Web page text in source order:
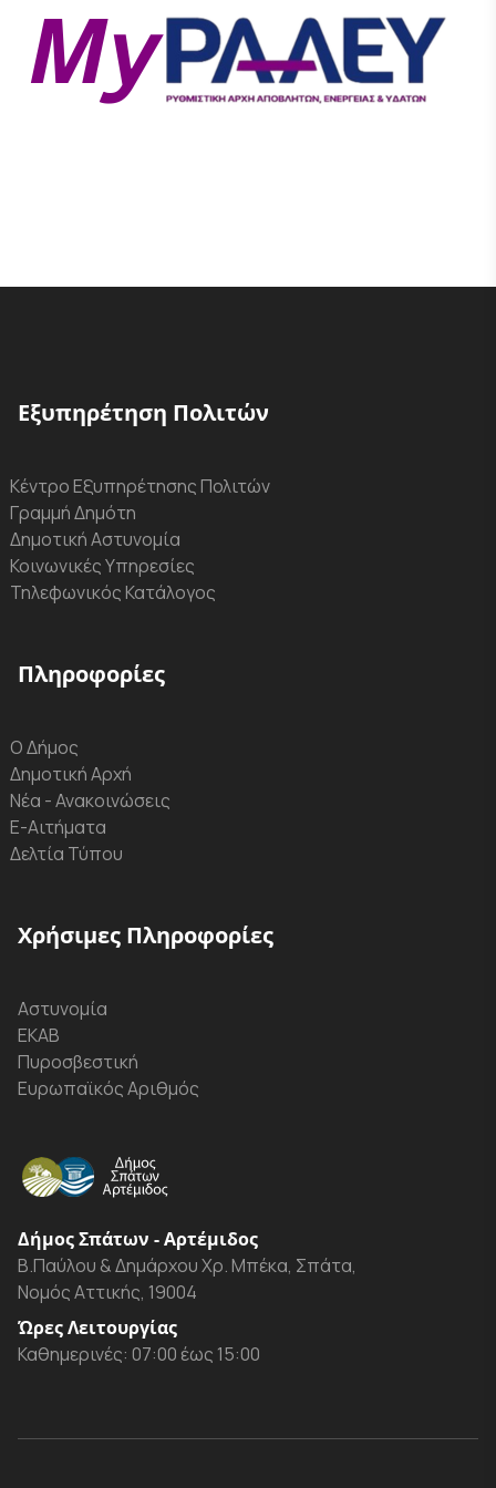
Εξυπηρέτηση Πολιτών
Κέντρο Εξυπηρέτησης Πολιτών
Γραμμή Δημότη
Δημοτική Αστυνομία
Κοινωνικές Υπηρεσίες
Τηλεφωνικός Κατάλογος
Πληροφορίες
Ο Δήμος
Δημοτική Αρχή
Νέα - Ανακοινώσεις
Ε-Αιτήματα
Δελτία Τύπου
Χρήσιμες Πληροφορίες
Αστυνομία
ΕΚΑΒ
Πυροσβεστική
Ευρωπαϊκός Αριθμός
Δήμος Σπάτων - Αρτέμιδος
Β.Παύλου & Δημάρχου Χρ. Μπέκα, Σπάτα,
Νομός Αττικής, 19004
Ώρες Λειτουργίας
Καθημερινές: 07:00 έως 15:00